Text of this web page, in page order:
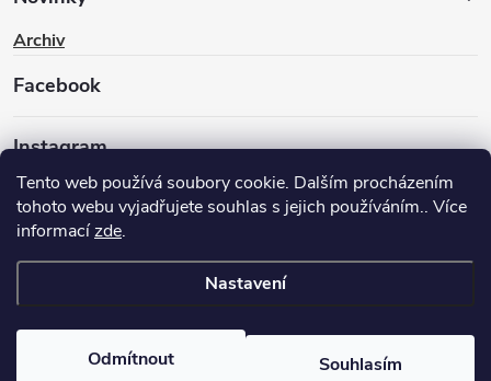
Tento web používá soubory cookie. Dalším procházením
tohoto webu vyjadřujete souhlas s jejich používáním.. Více
informacízde.
Nastavení
Odmítnout Souhlasím
Archiv
Facebook
Instagram
nastavení cookies